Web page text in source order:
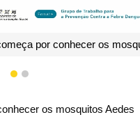
Aedest (1)
1 2
os mosquitos Aedes